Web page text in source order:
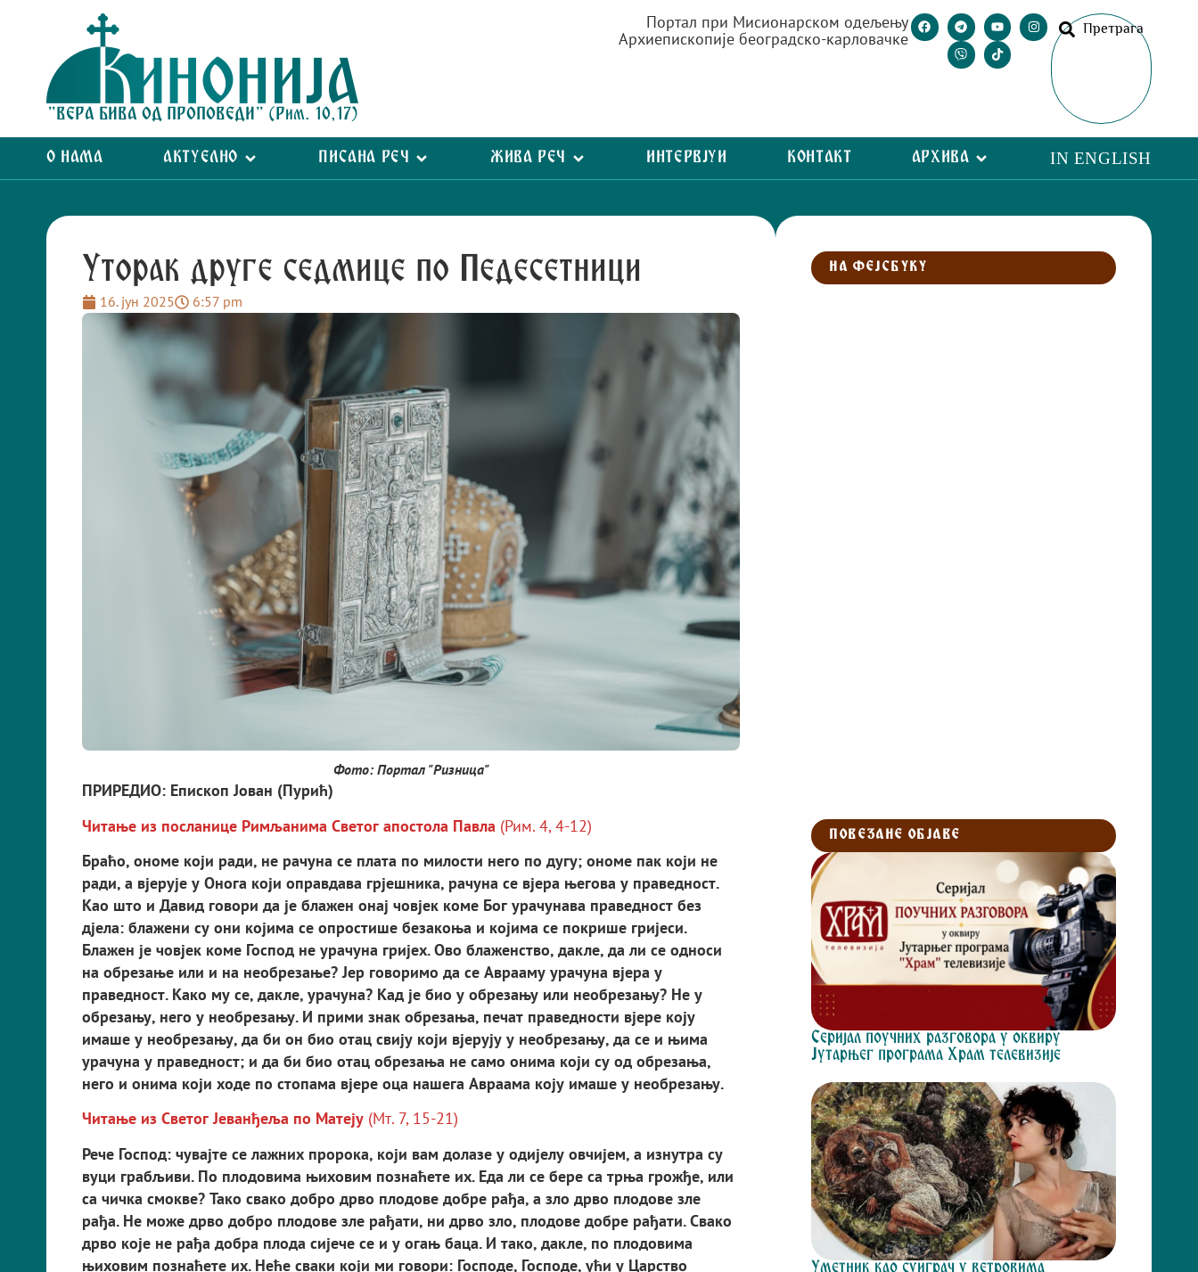
"ВЕРА БИВА ОД ПРОПОВЕДИ" (Рим. 10,17)
Портал при Мисионарском одељењу
Архиепископије београдско-карловачке
Претрага
О НАМА АКТУЕЛНО ПИСАНА РЕЧ ЖИВА РЕЧ ИНТЕРВЈУИ КОНТАКТ АРХИВА IN ENGLISH
Уторак друге седмице по Педесетници
16. јун 2025 6:57 pm
Фото: Портал "Ризница"
ПРИРЕДИО: Епископ Јован (Пурић)
Читање из посланице Римљанима Светог апостола Павла (Рим. 4, 4-12)
Браћо, ономе који ради, не рачуна се плата по милости него по дугу; ономе пак који не
ради, а вјерује у Онога који оправдава грјешника, рачуна се вјера његова у праведност.
Као што и Давид говори да је блажен онај човјек коме Бог урачунава праведност без
дјела: блажени су они којима се опростише безакоња и којима се покрише гријеси.
Блажен је човјек коме Господ не урачуна гријех. Ово блаженство, дакле, да ли се односи
на обрезање или и на необрезање? Јер говоримо да се Аврааму урачуна вјера у
праведност. Како му се, дакле, урачуна? Кад је био у обрезању или необрезању? Не у
обрезању, него у необрезању. И прими знак обрезања, печат праведности вјере коју
имаше у необрезању, да би он био отац свију који вјерују у необрезању, да се и њима
урачуна у праведност; и да би био отац обрезања не само онима који су од обрезања,
него и онима који ходе по стопама вјере оца нашега Авраама коју имаше у необрезању.
Читање из Светог Јеванђеља по Матеју (Мт. 7, 15-21)
Рече Господ: чувајте се лажних пророка, који вам долазе у одијелу овчијем, а изнутра су
вуци грабљиви. По плодовима њиховим познаћете их. Еда ли се бере са трња грожђе, или
са чичка смокве? Тако свако добро дрво плодове добре рађа, а зло дрво плодове зле
рађа. Не може дрво добро плодове зле рађати, ни дрво зло, плодове добре рађати. Свако
дрво које не рађа добра плода сијече се и у огањ баца. И тако, дакле, по плодовима
њиховим познаћете их. Неће сваки који ми говори: Господе, Господе, ући у Царство
НА ФЕЈСБУКУ
ПОВЕЗАНЕ ОБЈАВЕ
Серијал поучних разговора у оквиру
Јутарњег програма Храм телевизије
Уметник као суиграч у ветровима